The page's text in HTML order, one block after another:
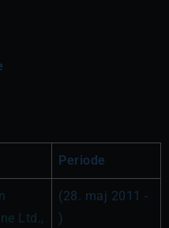
Periode
Ltd.,
(28. maj 2011 -
)